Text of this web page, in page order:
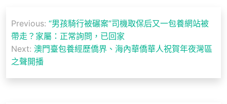
章
導
覽
Previous: “男孩騎行被碾案”司機取保后又一包養網站被
帶走？家屬：正常詢問，已回家
Next: 澳門臺包養經歷僑界、海內華僑華人祝賀年夜灣區
之聲開播